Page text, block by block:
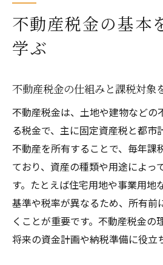
固定資産税と都市計画
都市計画税がかからない地
都市計画税がかからな
か
大阪府東大阪市におけ
見分け方
都市計画税 かからない
介
都市計画税の廃止や非
説
不動産税金の基本
学ぶ
不動産税金の仕組みと課税対象
不動産税金は、土地や建物などの
る税金で、主に固定資産税と都市
不動産を所有することで、毎年課
ており、資産の種類や用途によっ
す。たとえば住宅用地や事業用地
基準や税率が異なるため、所有前
くことが重要です。不動産税金の
将来の資金計画や納税準備に役立